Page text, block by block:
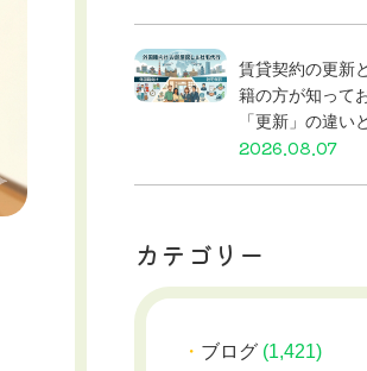
賃貸契約の更新
籍の方が知って
「更新」の違い
2026.08.07
カテゴリー
ブログ (1,421)